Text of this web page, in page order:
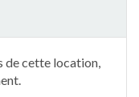
de cette location,